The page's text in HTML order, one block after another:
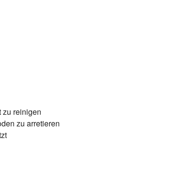
zu reinigen
zu arretieren